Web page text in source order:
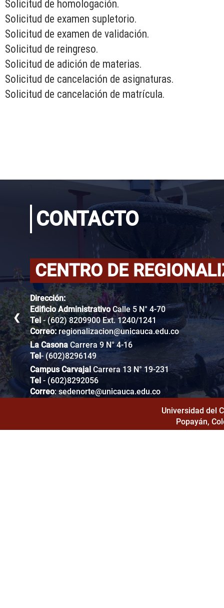
Solicitud de homologación.
Solicitud de examen supletorio.
Solicitud de examen de validación.
Solicitud de reingreso.
Solicitud de adición de materias.
Solicitud de cancelación de asignaturas.
Solicitud de cancelación de matrícula.
CONTACTO
CENTRO DE
Dirección:
Edificio AdministrativoCalle 5 N° 4-70
Tel- (602) 8209900 Ext. 1240/1241
Correo: regionalizacion@unicauca.edu.co
La Casona Carrera 9 N° 4-16
Tel- (602)8296149
Campus Carvajal Carrera 13 N° 19-231
Tel - (602)8292056
Correo:sedenorte@unicauca.edu.co
Santander de Quilichao
❮
Universidad del
Popayán,